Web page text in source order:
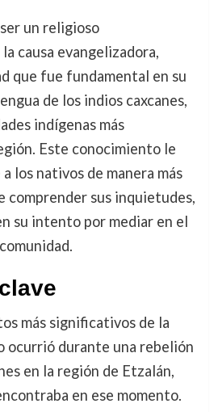
un religioso
causa evangelizadora,
que fue fundamental en su
de los indios caxcanes,
indígenas más
Este conocimiento le
los nativos de manera más
sus inquietudes,
su intento por mediar en el
más significativos de la
ocurrió durante una rebelión
en la región de Etzalán,
en ese momento.